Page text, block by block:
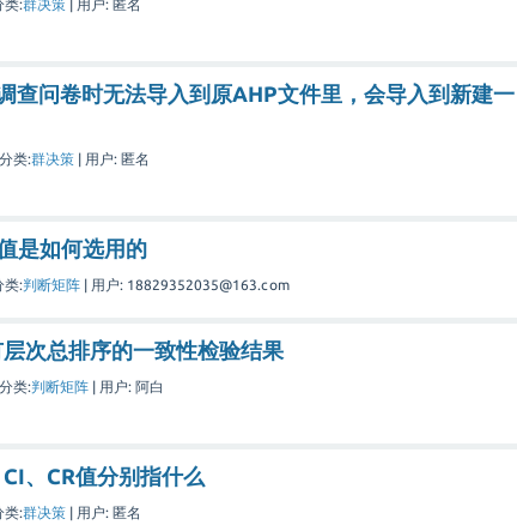
类:群决策 | 用户: 匿名
查问卷时无法导入到原AHP文件里，会导入到新建一
分类:群决策 | 用户: 匿名
是如何选用的
类:判断矩阵 | 用户: 18829352035@163.com
次总排序的一致性检验结果
分类:判断矩阵 | 用户: 阿白
、CR值分别指什么
类:群决策 | 用户: 匿名